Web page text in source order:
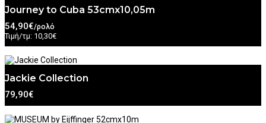
Journey to Cuba 53cmx10,05m
54,90€/ρολό
Τιμή/τμ: 10,30€
Jackie Collection
79,90€